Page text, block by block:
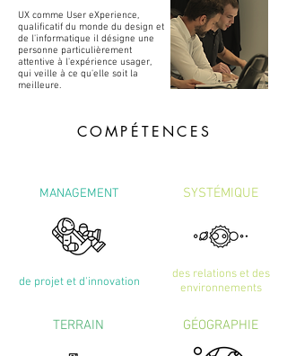
UX comme User eXperience,
qualificatif du monde du design et
de l'informatique il désigne une
personne particulièrement
attentive à l'expérience usager,
qui veille à ce qu'elle soit la
meilleure.
COMPÉTENCES
MANAGEMENT
de projet et d'innovation
TERRAIN
SYSTÉMIQUE
des relations et des
environnements
GÉOGRAPHIE